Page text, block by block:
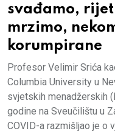
svađamo,
mrzimo,
korumpirane
Profesor Velimir Srića
Columbia University u
svjetskih menadžerskih
godine na Sveučilištu u
COVID-a razmišljao je o